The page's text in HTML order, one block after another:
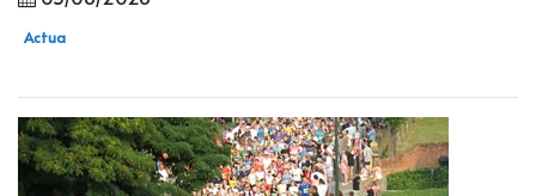
Actua